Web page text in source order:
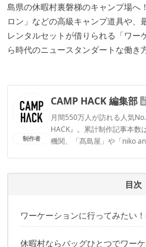
島県の休暇村裏磐梯のキャンプ場へ
ロン」などの高級キャンプ道具や、
レンタルセットが借りられる「ワー
ら時代のニュースタンダートな働き
制作者
CAMP HACK 編集部
月間550万人が訪れる人気
HACK』。累計制作記事本数
機関、「髙島屋」や「niko
CAMP HACK 編集部のプロ
目次
ワーケーションに行ってみたい
休暇村ならバッグひとつでワー